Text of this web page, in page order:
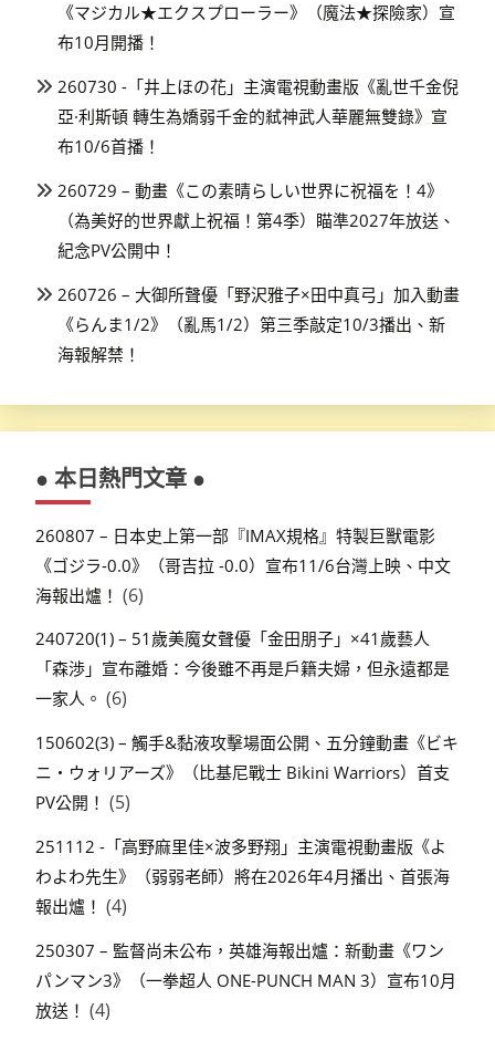
《マジカル★エクスプローラー》（魔法★探險家）宣
布10月開播！
260730 -「井上ほの花」主演電視動畫版《亂世千金倪
亞·利斯頓 轉生為嬌弱千金的弒神武人華麗無雙錄》宣
布10/6首播！
260729 – 動畫《この素晴らしい世界に祝福を！4》
（為美好的世界獻上祝福！第4季）瞄準2027年放送、
紀念PV公開中！
260726 – 大御所聲優「野沢雅子×田中真弓」加入動畫
《らんま1/2》（亂馬1/2）第三季敲定10/3播出、新
海報解禁！
● 本日熱門文章 ●
260807 – 日本史上第一部『IMAX規格』特製巨獸電影
《ゴジラ-0.0》（哥吉拉 -0.0）宣布11/6台灣上映、中文
海報出爐！ (6)
240720(1) – 51歲美魔女聲優「金田朋子」×41歲藝人
「森渉」宣布離婚：今後雖不再是戶籍夫婦，但永遠都是
一家人。 (6)
150602(3) – 觸手&黏液攻擊場面公開、五分鐘動畫《ビキ
ニ・ウォリアーズ》（比基尼戰士 Bikini Warriors）首支
PV公開！ (5)
251112 -「高野麻里佳×波多野翔」主演電視動畫版《よ
わよわ先生》（弱弱老師）將在2026年4月播出、首張海
報出爐！ (4)
250307 – 監督尚未公布，英雄海報出爐：新動畫《ワン
パンマン3》（一拳超人 ONE-PUNCH MAN 3）宣布10月
放送！ (4)